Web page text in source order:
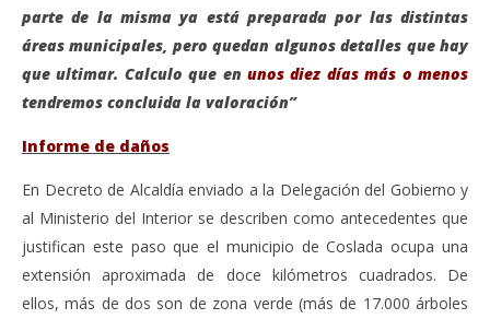
parte de la misma ya está preparada por las distintas
áreas municipales, pero quedan algunos detalles que hay
que ultimar. Calculo que en unos diez días más o menos
tendremos concluida la valoración”
Informe de daños
En Decreto de Alcaldía enviado a la Delegación del Gobierno y
al Ministerio del Interior se describen como antecedentes que
justifican este paso que el municipio de Coslada ocupa una
extensión aproximada de doce kilómetros cuadrados. De
ellos, más de dos son de zona verde (más de 17.000 árboles